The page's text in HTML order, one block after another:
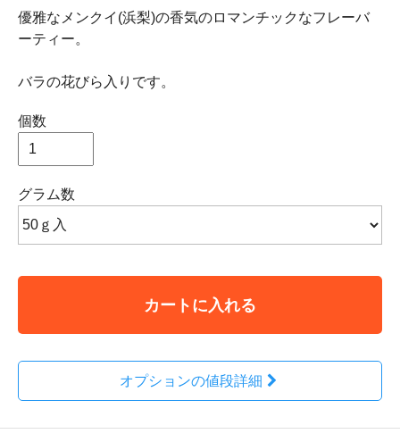
優雅なメンクイ(浜梨)の香気のロマンチックなフレーバ
ーティー。
バラの花びら入りです。
個数
グラム数
カートに入れる
オプションの値段詳細